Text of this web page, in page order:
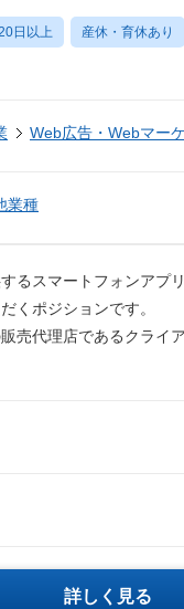
日以上 産休・育休あり
Web広告・Webマー
業種
るスマートフォンアプ
くポジションです。
売代理店であるクライ
詳しく見る